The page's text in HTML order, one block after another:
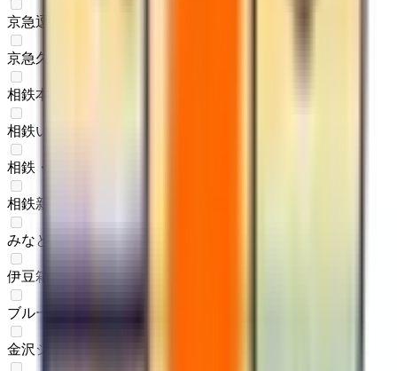
京急逗子線
京急久里浜線
相鉄本線
相鉄いずみ野線
相鉄・JR直通線
相鉄新横浜線
みなとみらい線
伊豆箱根鉄道大雄山線
ブルーライン
金沢シーサイドライン